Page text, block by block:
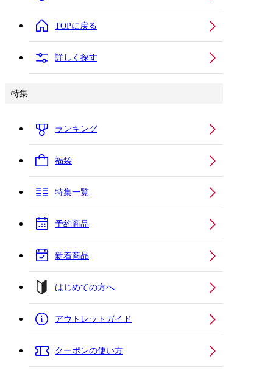
TOPに戻る
詳しく探す
特集
ランキング
福袋
特集一覧
予約商品
新着商品
はじめての方へ
アウトレットガイド
クーポンの使い方